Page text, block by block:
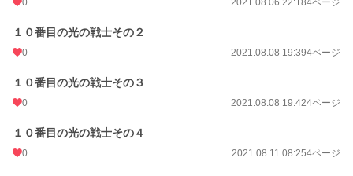
0 2021.08.06 22:184ページ
１０番目の光の戦士その２
0 2021.08.08 19:394ページ
１０番目の光の戦士その３
0 2021.08.08 19:424ページ
１０番目の光の戦士その４
0 2021.08.11 08:254ページ